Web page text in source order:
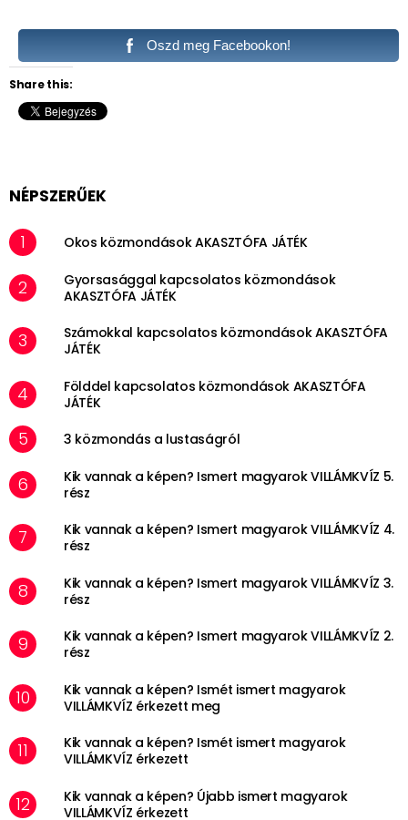
Oszd meg Facebookon!
Share this:
NÉPSZERŰEK
Okos közmondások AKASZTÓFA JÁTÉK
Gyorsasággal kapcsolatos közmondások
AKASZTÓFA JÁTÉK
Számokkal kapcsolatos közmondások AKASZTÓFA
JÁTÉK
Földdel kapcsolatos közmondások AKASZTÓFA
JÁTÉK
3 közmondás a lustaságról
Kik vannak a képen? Ismert magyarok VILLÁMKVÍZ 5.
rész
Kik vannak a képen? Ismert magyarok VILLÁMKVÍZ 4.
rész
Kik vannak a képen? Ismert magyarok VILLÁMKVÍZ 3.
rész
Kik vannak a képen? Ismert magyarok VILLÁMKVÍZ 2.
rész
Kik vannak a képen? Ismét ismert magyarok
VILLÁMKVÍZ érkezett meg
Kik vannak a képen? Ismét ismert magyarok
VILLÁMKVÍZ érkezett
Kik vannak a képen? Újabb ismert magyarok
VILLÁMKVÍZ érkezett